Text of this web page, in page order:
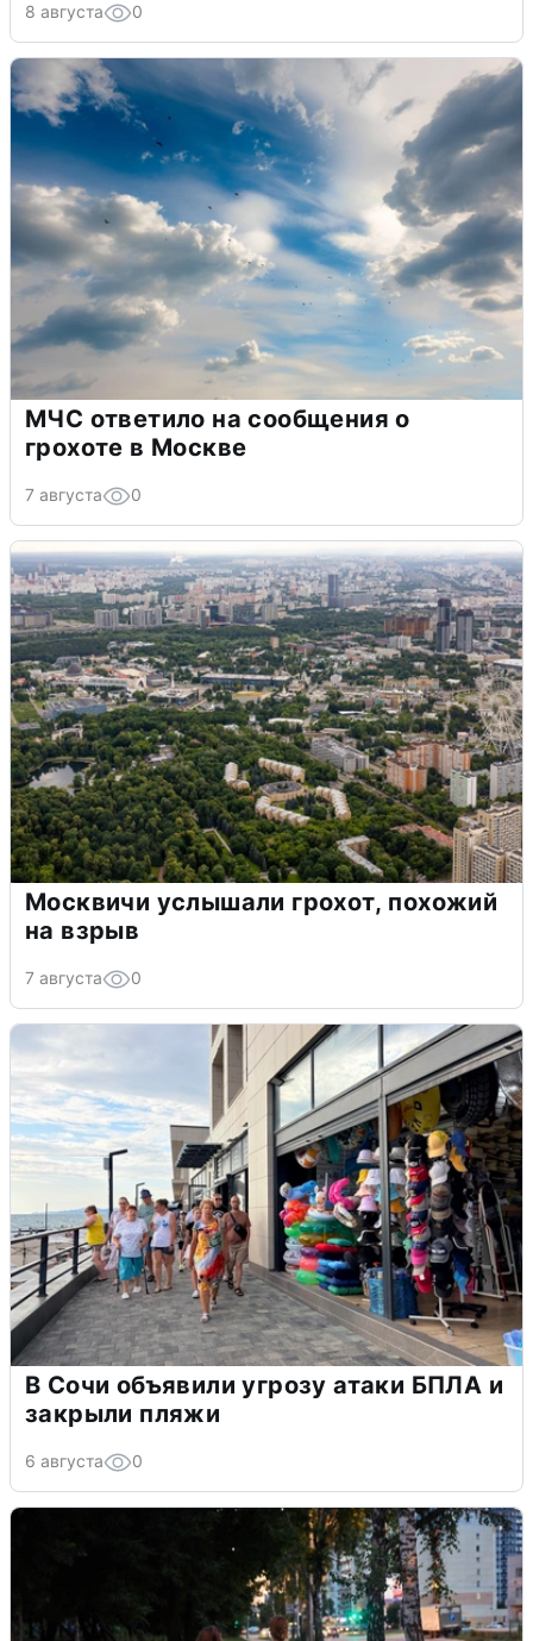
8 августа 0
МЧС ответило на сообщения о
грохоте в Москве
7 августа 0
Москвичи услышали грохот, похожий
на взрыв
7 августа 0
В Сочи объявили угрозу атаки БПЛА и
закрыли пляжи
6 августа 0